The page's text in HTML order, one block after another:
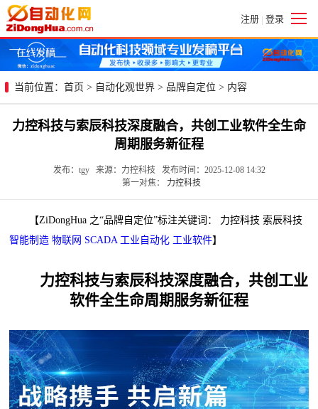
注册 | 登录
当前位置： 首页 > 自动化观世界 > 品牌自定位 > 内容
力控科技与索辰科技深度融合，共创工业软件全生命
周期服务新征程
发布：tgy 来源：力控科技 发布时间：2025-12-08 14:32
第一对焦：
力控科技
【ZiDongHua 之“品牌自定位”标注关键词： 力控科技 索辰科技
智能制造 物联网 SCADA 工业自动化 工业软件】
力控科技与索辰科技深度融合，共创工业
软件全生命周期服务新征程